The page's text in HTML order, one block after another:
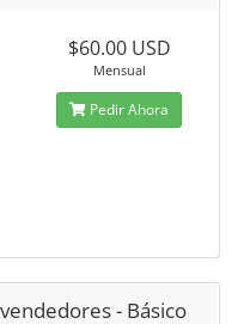
$60.00 USD
Mensual
Pedir Ahora
- Básico